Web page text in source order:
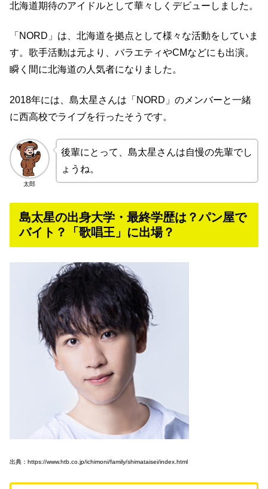
北海道期待のアイドルとして華々しくデビューしました。
「NORD」は、北海道を拠点として様々な活動をしていま
す。歌手活動は元より、バラエティやCMなどにも出演。
瞬く間に北海道の人気者になりました。
2018年には、島太星さんは「NORD」のメンバーと一緒
に西高校でライブを行ったそうです。
太郎
後輩にとって、島太星さんは自慢の先輩でし
ょうね。
島太星の出身大学・最終学歴は？パン屋で
バイト？「歌唱王」に出場？
出典：https://www.htb.co.jp/ichimoni/family/shimataisei/index.html